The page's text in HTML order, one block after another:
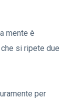
mente è
si ripete due
per